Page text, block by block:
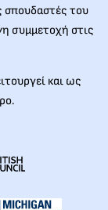
σπουδαστές του
συμμετοχή στις
και ως